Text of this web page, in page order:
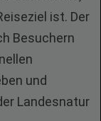
ist. Der
Besuchern
und
Landesnatur